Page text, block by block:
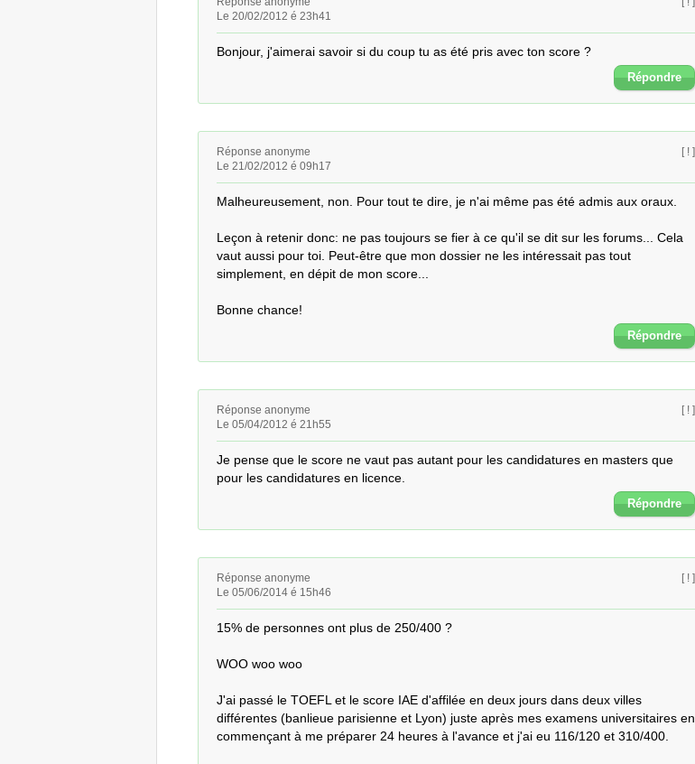
Le 20/02/2012 é 23h41
Bonjour, j'aimerai savoir si du coup tu as été pris avec ton score ?
Répondre
Réponse anonyme
Le 21/02/2012 é 09h17
[ ! ]
Malheureusement, non. Pour tout te dire, je n'ai même pas été admis aux oraux.
Leçon à retenir donc: ne pas toujours se fier à ce qu'il se dit sur les forums... Cela
vaut aussi pour toi. Peut-être que mon dossier ne les intéressait pas tout
simplement, en dépit de mon score...
Bonne chance!
Répondre
Réponse anonyme
Le 05/04/2012 é 21h55
[ ! ]
Je pense que le score ne vaut pas autant pour les candidatures en masters que
pour les candidatures en licence.
Répondre
Réponse anonyme
Le 05/06/2014 é 15h46
[ ! ]
15% de personnes ont plus de 250/400 ?
WOO woo woo
J'ai passé le TOEFL et le score IAE d'affilée en deux jours dans deux villes
différentes (banlieue parisienne et Lyon) juste après mes examens universitaires en
commençant à me préparer 24 heures à l'avance et j'ai eu 116/120 et 310/400.